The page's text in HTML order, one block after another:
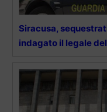
Siracusa,
indagato il legale